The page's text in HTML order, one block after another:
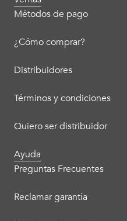
Métodos de pago
¿Cómo comprar?
Distribuidores
Términos y condiciones
Quiero ser distribuidor
Ayuda
Preguntas Frecuentes
Reclamar garantía